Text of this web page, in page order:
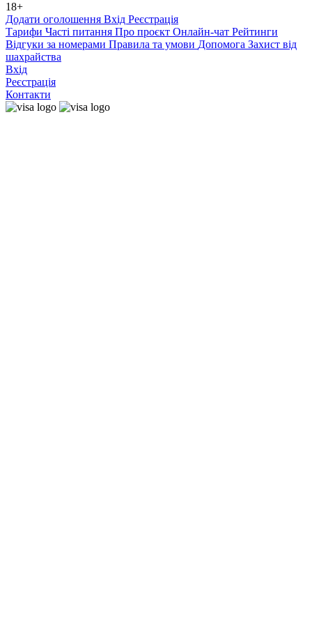
18+
Додати оголошення Вхід Реєстрація
Тарифи Часті питання Про проєкт Онлайн-чат Рейтинги
Відгуки за номерами Правила та умови Допомога Захист від
шахрайства
Вхід
Реєстрація
Контакти